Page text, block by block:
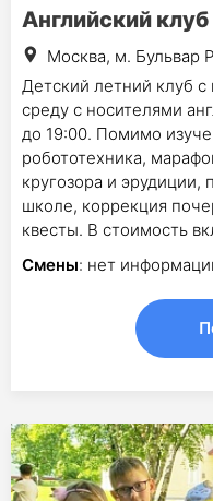
Английский
Москва, м. Бульвар
Детский летний клуб
среду с носителями
до 19:00. Помимо
робототехника,
кругозора и эрудиции,
школе, коррекция
квесты. В стоимость
Смены: нет